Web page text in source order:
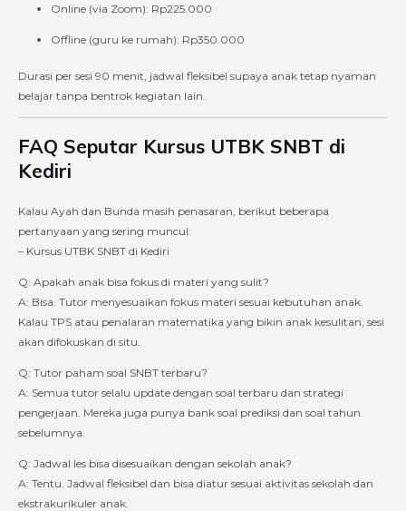
Online (via Zoom): Rp225.000
Offline (guru ke rumah): Rp350.000
Durasi per sesi 90 menit, jadwal fleksibel supaya anak tetap nyaman
belajar tanpa bentrok kegiatan lain.
FAQ Seputar Kursus UTBK SNBT di
Kediri
Kalau Ayah dan Bunda masih penasaran, berikut beberapa
pertanyaan yang sering muncul:
– Kursus UTBK SNBT di Kediri
Q: Apakah anak bisa fokus di materi yang sulit?
A: Bisa. Tutor menyesuaikan fokus materi sesuai kebutuhan anak.
Kalau TPS atau penalaran matematika yang bikin anak kesulitan, sesi
akan difokuskan di situ.
Q: Tutor paham soal SNBT terbaru?
A: Semua tutor selalu update dengan soal terbaru dan strategi
pengerjaan. Mereka juga punya bank soal prediksi dan soal tahun
sebelumnya.
Q: Jadwal les bisa disesuaikan dengan sekolah anak?
A: Tentu. Jadwal fleksibel dan bisa diatur sesuai aktivitas sekolah dan
ekstrakurikuler anak.